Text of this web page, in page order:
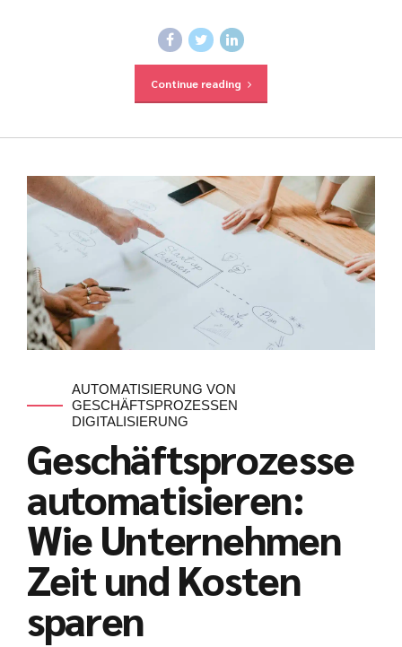
Continue reading
AUTOMATISIERUNG VON
GESCHÄFTSPROZESSEN
DIGITALISIERUNG
Geschäftsprozesse
automatisieren:
Wie Unternehmen
Zeit und Kosten
sparen